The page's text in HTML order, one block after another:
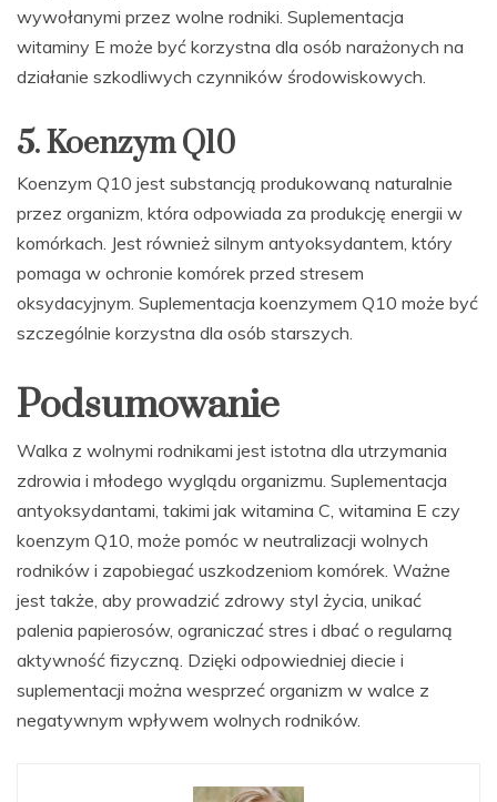
wywołanymi przez wolne rodniki. Suplementacja
witaminy E może być korzystna dla osób narażonych na
działanie szkodliwych czynników środowiskowych.
5. Koenzym Q10
Koenzym Q10 jest substancją produkowaną naturalnie
przez organizm, która odpowiada za produkcję energii w
komórkach. Jest również silnym antyoksydantem, który
pomaga w ochronie komórek przed stresem
oksydacyjnym. Suplementacja koenzymem Q10 może być
szczególnie korzystna dla osób starszych.
Podsumowanie
Walka z wolnymi rodnikami jest istotna dla utrzymania
zdrowia i młodego wyglądu organizmu. Suplementacja
antyoksydantami, takimi jak witamina C, witamina E czy
koenzym Q10, może pomóc w neutralizacji wolnych
rodników i zapobiegać uszkodzeniom komórek. Ważne
jest także, aby prowadzić zdrowy styl życia, unikać
palenia papierosów, ograniczać stres i dbać o regularną
aktywność fizyczną. Dzięki odpowiedniej diecie i
suplementacji można wesprzeć organizm w walce z
negatywnym wpływem wolnych rodników.